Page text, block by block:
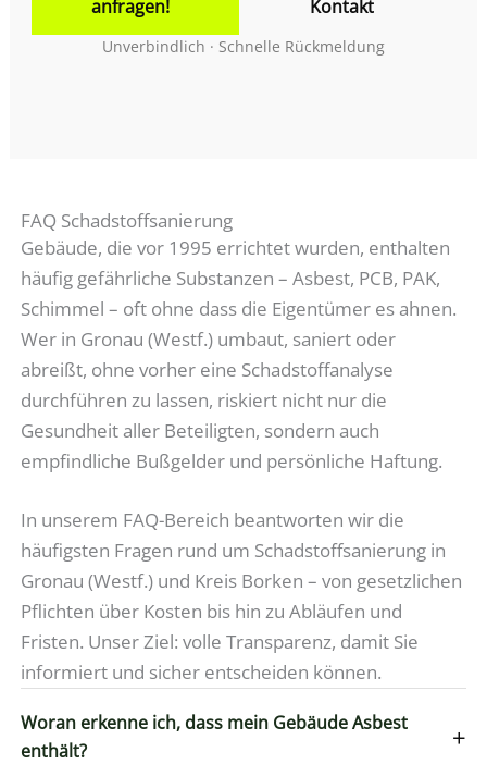
anfragen! Kontakt
Unverbindlich · Schnelle Rückmeldung
FAQ Schadstoffsanierung
Gebäude, die vor 1995 errichtet wurden, enthalten
häufig gefährliche Substanzen – Asbest, PCB, PAK,
Schimmel – oft ohne dass die Eigentümer es ahnen.
Wer in Gronau (Westf.) umbaut, saniert oder
abreißt, ohne vorher eine Schadstoffanalyse
durchführen zu lassen, riskiert nicht nur die
Gesundheit aller Beteiligten, sondern auch
empfindliche Bußgelder und persönliche Haftung.
In unserem FAQ-Bereich beantworten wir die
häufigsten Fragen rund um Schadstoffsanierung in
Gronau (Westf.) und Kreis Borken – von gesetzlichen
Pflichten über Kosten bis hin zu Abläufen und
Fristen. Unser Ziel: volle Transparenz, damit Sie
informiert und sicher entscheiden können.
Woran erkenne ich, dass mein Gebäude Asbest
enthält?
+